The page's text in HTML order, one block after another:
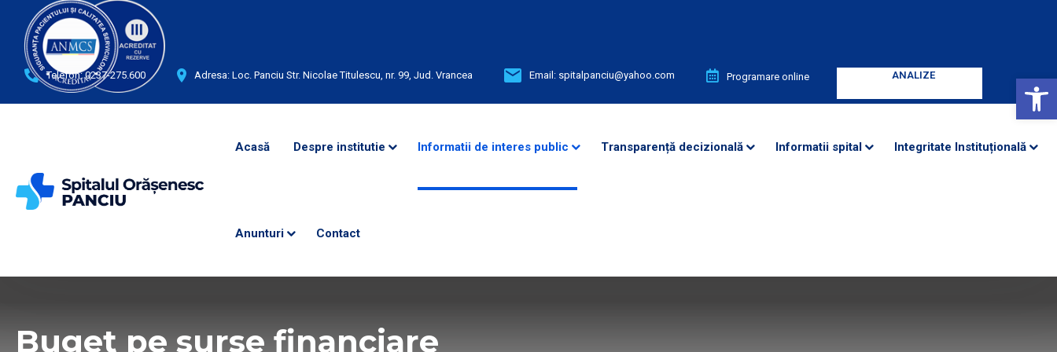
Deschide bara de unelte
Telefon:0237-275.600 Adresa: Loc. Panciu Str. Nicolae Titulescu, nr. 99, Jud. Vrancea Email: spitalpanciu@yahoo.com Programare online
ANALIZE
Acasă Despre institutie Informatii de interes public Transparență decizională Informatii spital Integritate Instituțională
Anunturi Contact
Buget pe surse financiare